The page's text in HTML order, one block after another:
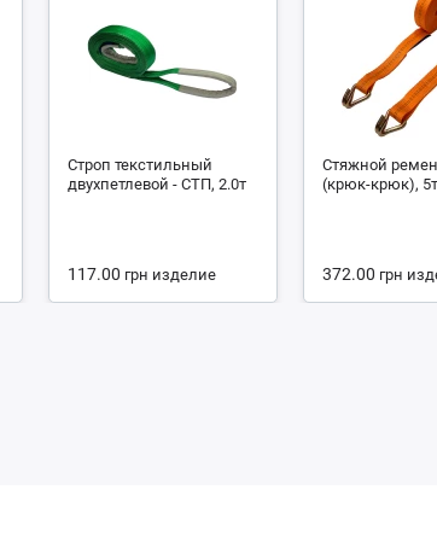
Строп текстильный
двухпетлевой - СТП, 2.0т
117.00 грн изделие
Стяжной
(крюк-крюк), 5т
372.00 грн